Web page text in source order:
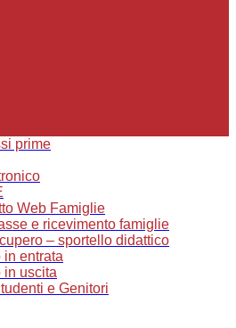
prime
Web Famiglie
e ricevimento famiglie
– sportello didattico
in entrata
in uscita
e Genitori